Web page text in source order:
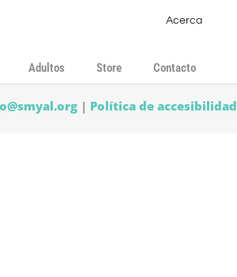
Acerca
Adultos Store Contacto
| Política de accesibilidad